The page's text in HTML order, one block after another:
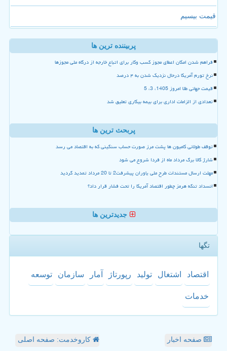
قیمت بیسیم
پربیننده ترین ها
فراهم شدن امکان اعطای مجوز کسب وکار برای اتباع خارجه از درگاه ملی مجوزها
نرخ تورم آمریکا درحال نزدیک شدن به ۴ درصد
قیمت جهانی طلا امروز 1405، 3، 5
تعدادی از الزامات اداری برای بیمه بیکاری تعلیق شد
پربحث ترین ها
توقف طولانی کامیون ها پشت مرز صورت حساب سنگینی که به اقتصاد می رسد
شارژ کالا برگ مرداد ماه از فردا شروع می شود
مهلت ارسال مستندات طرح ملی یاوران پیشرفت2 تا 20 مرداد تمدید گردید
انسداد تنگه هرمز چطور اقتصاد آمریکا را تحت فشار قرار داد؟
جدیدترین ها
تگها
اقتصاد اشتغال تولید رپورتاژ آمار سازمان توسعه
خدمات
صفحه اخبار کاروخدمت: صفحه اصلی